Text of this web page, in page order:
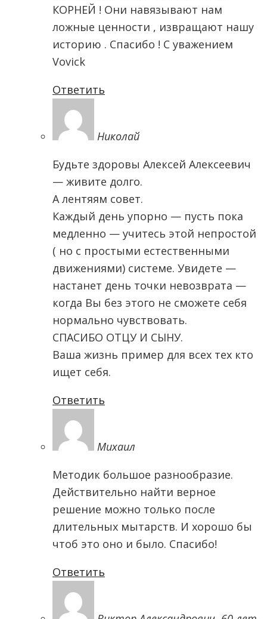
КОРНЕЙ ! Они навязывают нам
ложные ценности , извращают нашу
историю . Спасибо ! С уважением
Vovick
Ответить
Николай
Будьте здоровы Алексей Алексеевич
— живите долго.
А лентяям совет.
Каждый день упорно — пусть пока
медленно — учитесь этой непростой
( но с простыми естественными
движениями) системе. Увидете —
настанет день точки невозврата —
когда Вы без этого не сможете себя
нормально чувствовать.
СПАСИБО ОТЦУ И СЫНУ.
Ваша жизнь пример для всех тех кто
ищет себя.
Ответить
Михаил
Методик большое разнообразие.
Действительно найти верное
решение можно только после
длительных мытарств. И хорошо бы
чтоб это оно и было. Спасибо!
Ответить